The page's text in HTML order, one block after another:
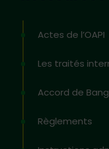
Actes de l’OAPI
Les traités
Accord de
Règlements